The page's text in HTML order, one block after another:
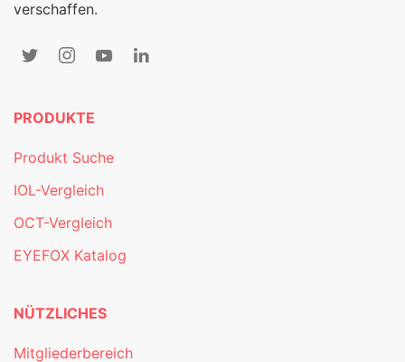
verschaffen.
PRODUKTE
Produkt Suche
IOL-Vergleich
OCT-Vergleich
EYEFOX Katalog
NÜTZLICHES
Mitgliederbereich